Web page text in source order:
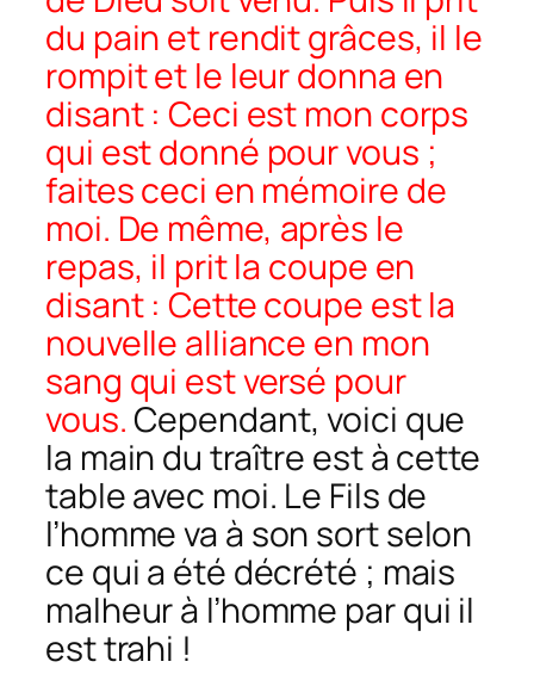
du pain et rendit grâces, il le
rompit et le leur donna en
disant : Ceci est mon corps
qui est donné pour vous ;
faites ceci en mémoire de
moi. De même, après le
repas, il prit la coupe en
disant : Cette coupe est la
nouvelle alliance en mon
sang qui est versé pour
vous.Cependant, voici que
la main du traître est à cette
table avec moi. Le Fils de
l’homme va à son sort selon
ce qui a été décrété ; mais
malheur à l’homme par qui il
est trahi !